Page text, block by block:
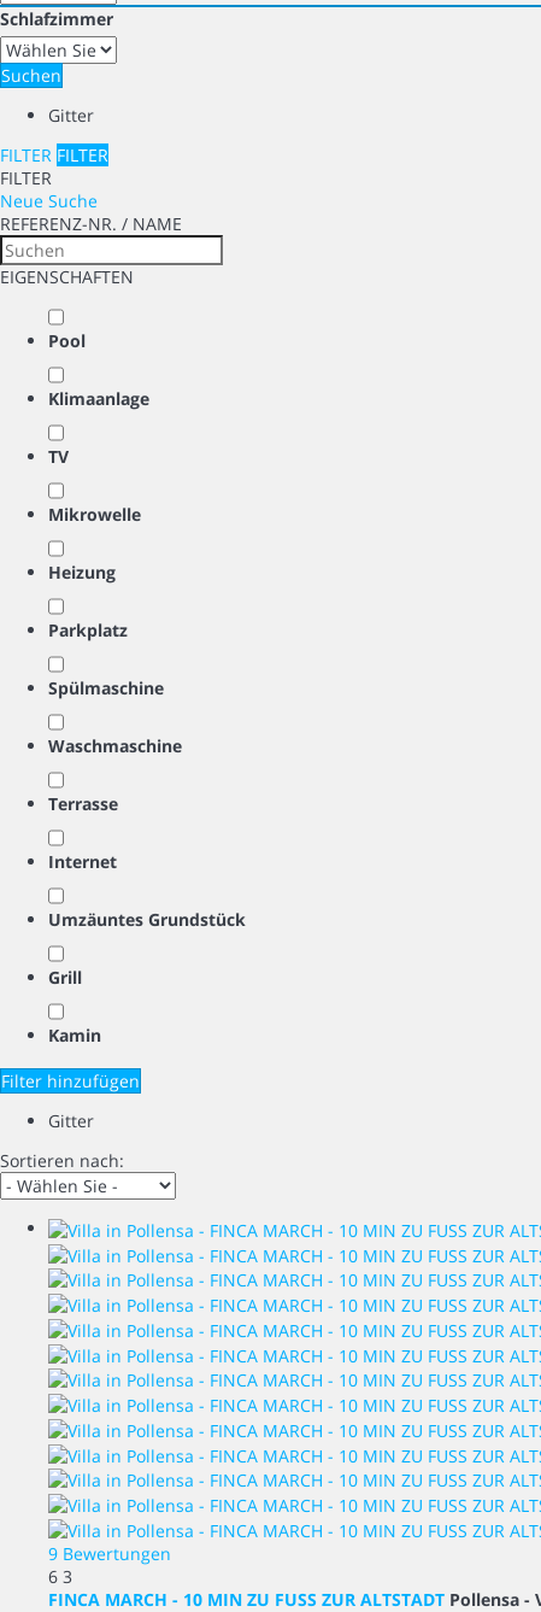
Schlafzimmer
Suchen
Gitter
FILTER FILTER
FILTER
Neue Suche
REFERENZ-NR. / NAME
EIGENSCHAFTEN
Pool
Klimaanlage
TV
Mikrowelle
Heizung
Parkplatz
Spülmaschine
Waschmaschine
Terrasse
Internet
Umzäuntes Grundstück
Grill
Kamin
Filter hinzufügen
Gitter
Sortieren nach:
9 Bewertungen
6 3
FINCA MARCH - 10 MIN ZU FUSS ZUR ALTSTADT Pollensa -